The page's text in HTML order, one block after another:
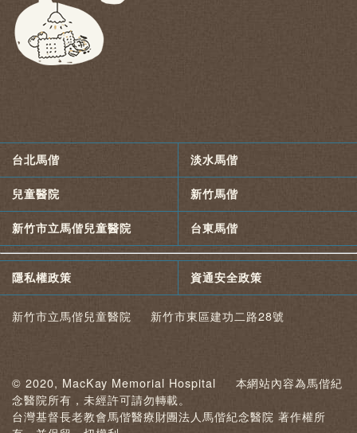
台北馬偕 淡水馬偕
兒童醫院 新竹馬偕
新竹市立馬偕兒童醫院 台東馬偕
隱私權政策 資通安全政策
新竹市立馬偕兒童醫院 新竹市東區建功二路28號
© 2020, MacKay Memorial Hospital 本網站內容為馬偕紀
念醫院所有，未經許可請勿轉載。
台灣基督長老教會馬偕醫療財團法人馬偕紀念醫院 著作權所